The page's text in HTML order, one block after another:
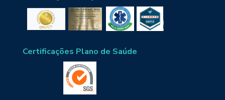
Certificações Plano de Saúde